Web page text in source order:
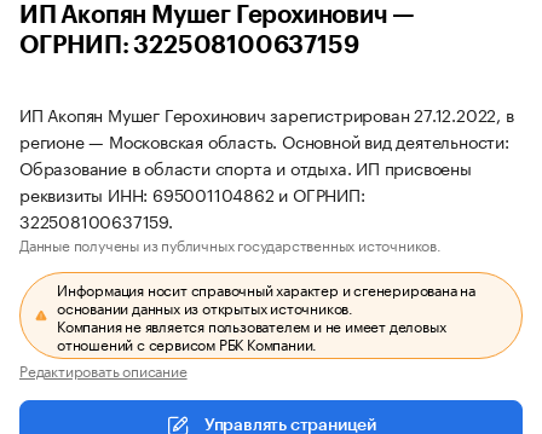
ИП Акопян Мушег Герохинович —
ОГРНИП: 322508100637159
ИП Акопян Мушег Герохинович зарегистрирован 27.12.2022, в
регионе — Московская область. Основной вид деятельности:
Образование в области спорта и отдыха. ИП присвоены
реквизиты ИНН: 695001104862 и ОГРНИП:
322508100637159.
Данные получены из публичных государственных источников.
Информация носит справочный характер и сгенерирована на
основании данных из открытых источников.
Компания не является пользователем и не имеет деловых
отношений с сервисом РБК Компании.
Редактировать описание
Управлять страницей